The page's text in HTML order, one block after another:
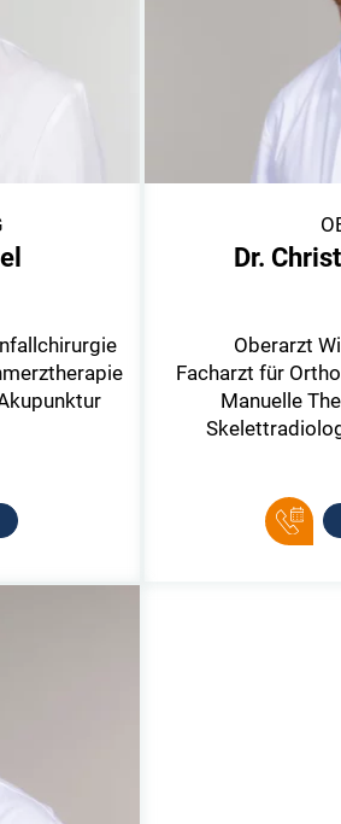
Dr.
Oberarzt
Facharzt für
Manuelle